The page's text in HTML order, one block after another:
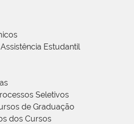
Estudantil
Seletivos
de Graduação
dos Cursos